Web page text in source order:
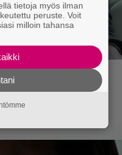
parhaista
tietoja myös ilman
peruste. Voit
milloin tahansa